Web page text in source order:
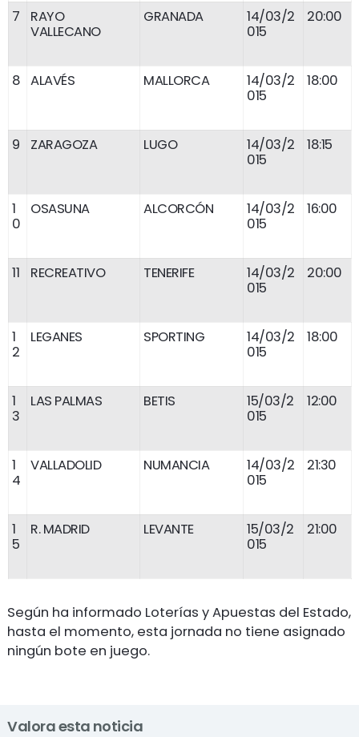
7
RAYO
VALLECANO
GRANADA
14/03/2
015
20:00
8 ALAVÉS MALLORCA
14/03/2
015
18:00
9 ZARAGOZA LUGO
14/03/2
015
18:15
1
0
OSASUNA ALCORCÓN
14/03/2
015
16:00
11 RECREATIVO TENERIFE
14/03/2
015
20:00
1
2
LEGANES SPORTING
14/03/2
015
18:00
1
3
LAS PALMAS BETIS
15/03/2
015
12:00
1
4
VALLADOLID NUMANCIA
14/03/2
015
21:30
1
5
R. MADRID LEVANTE
15/03/2
015
21:00
Según ha informado Loterías y Apuestas del Estado,
hasta el momento, esta jornada no tiene asignado
ningún bote en juego.
Valora esta noticia